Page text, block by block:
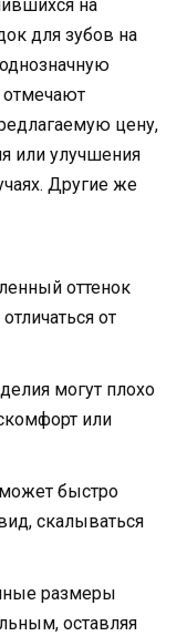
на
для зубов на
отмечают
цену,
или улучшения
Другие же
оттенок
от
могут плохо
или
быстро
скалываться
размеры
оставляя